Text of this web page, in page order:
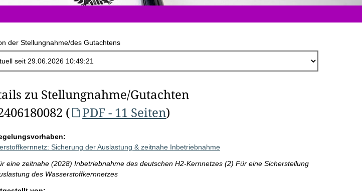
der Stellungnahme/des Gutachtens
zu Stellungnahme/Gutachten
(
PDF - 11 Seiten)
Sicherung der Auslastung & zeitnahe Inbetriebnahme
eine zeitnahe (2028) Inbetriebnahme des deutschen H2-Kernnetzes (2) Für eine Sicherstellung
des Wasserstoffkernnetzes